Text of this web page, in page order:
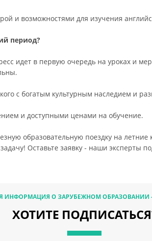
и возможностями для изучения
период?
идет в первую очередь на уроках и
с богатым культурным наследием и
и доступными ценами на обучение.
образовательную поездку на
Оставьте заявку - наши эксперты
ИНФОРМАЦИЯ О ЗАРУБЕЖНОМ ОБРАЗОВАНИИ
ХОТИТЕ